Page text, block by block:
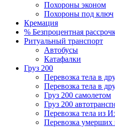
Похороны эконом
Похороны под ключ
Кремация
% Безпроцентная
Ритуальный транспорт
Автобусы
Катафалки
Груз 200
Перевозка тела в
Перевозка тела в
Груз 200 самолетом
Груз 200
Перевозка тела из
Перевозка умерших